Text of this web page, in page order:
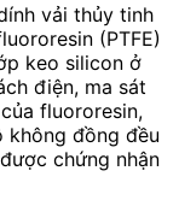
vải thủy tinh
(PTFE)
keo silicon ở
điện, ma sát
fluororesin,
đồng đều
chứng nhận